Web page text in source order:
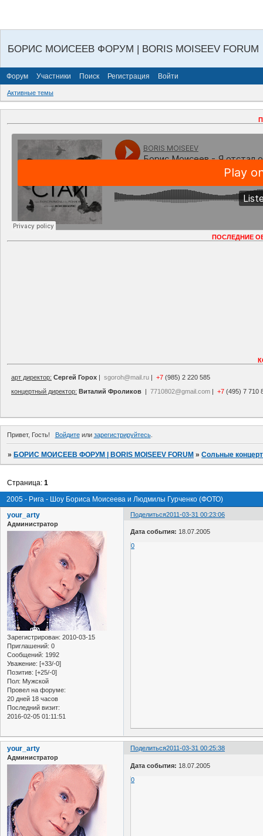
БОРИС МОИСЕЕВ ФОРУМ | BORIS MOISEEV FORUM
Форум Участники Поиск Регистрация Войти
Активные темы
ПОСЛЕДНИЕ
арт директор: Сергей Горох | sgoroh@mail.ru | +7 (985) 2 220 585
концертный директор: Виталий Фроликов | 7710802@gmail.com | +7 (495) 7 710
Привет, Гость! Войдитеили зарегистрируйтесь.
»БОРИС МОИСЕЕВ ФОРУМ | BORIS MOISEEV FORUM »Сольные
2005 - Рига - Шоу Бориса Моисеева и Людмилы Гурченко (ФОТО)
Страница:1
Поделиться2011-03-31 00:23:06
your_arty
Администратор
Зарегистрирован: 2010-03-15
Приглашений: 0
Сообщений: 1992
Уважение: [+33/-0]
Позитив: [+25/-0]
Пол: Мужской
Провел на форуме:
20 дней 18 часов
Последний визит:
2016-02-05 01:11:51
Дата события: 18.07.2005
0
Поделиться2011-03-31 00:25:38
your_arty
Администратор
Дата события: 18.07.2005
0